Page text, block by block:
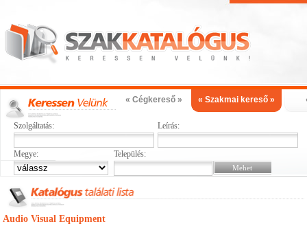
« Cégkereső » « Szakmai kereső »
Szolgáltatás: Leírás:
Megye: Település:
Audio Visual Equipment